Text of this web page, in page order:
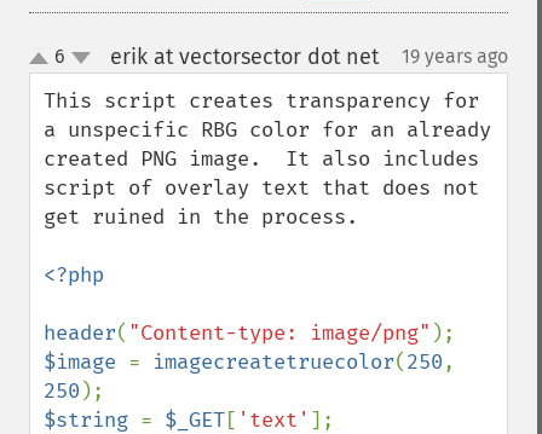
up
down
6 erik at vectorsector dot net¶ 19 years ago
This script creates transparency for
a unspecific RBG color for an already
created PNG image.  It also includes
script of overlay text that does not
get ruined in the process.
<?php
header( "Content-type: image/png"
$image = imagecreatetruecolor(250
250
$string = $_GET[ 'text'